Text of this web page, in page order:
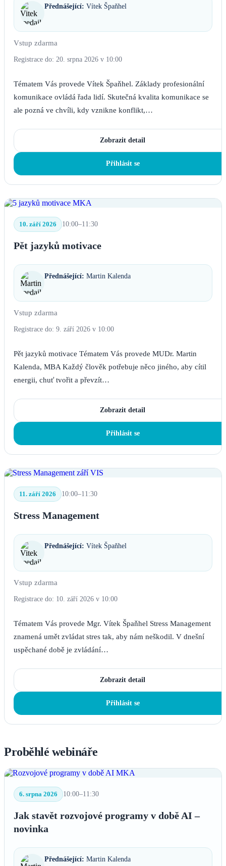
Přednášející: Vítek Špaňhel
Vstup zdarma
Registrace do: 20. srpna 2026 v 10:00
Tématem Vás provede Vítek Špaňhel. Základy profesionální
komunikace ovládá řada lidí. Skutečná kvalita komunikace se
ale pozná ve chvíli, kdy vznikne konflikt,…
Zobrazit detail
Přihlásit se
10. září 2026 10:00–11:30
Pět jazyků motivace
Přednášející: Martin Kalenda
Vstup zdarma
Registrace do: 9. září 2026 v 10:00
Pět jazyků motivace Tématem Vás provede MUDr. Martin
Kalenda, MBA Každý člověk potřebuje něco jiného, aby cítil
energii, chuť tvořit a převzít…
Zobrazit detail
Přihlásit se
11. září 2026 10:00–11:30
Stress Management
Přednášející: Vítek Špaňhel
Vstup zdarma
Registrace do: 10. září 2026 v 10:00
Tématem Vás provede Mgr. Vítek Špaňhel Stress Management
znamená umět zvládat stres tak, aby nám neškodil. V dnešní
uspěchané době je zvládání…
Zobrazit detail
Přihlásit se
Proběhlé webináře
6. srpna 2026 10:00–11:30
Jak stavět rozvojové programy v době AI –
novinka
Přednášející: Martin Kalenda